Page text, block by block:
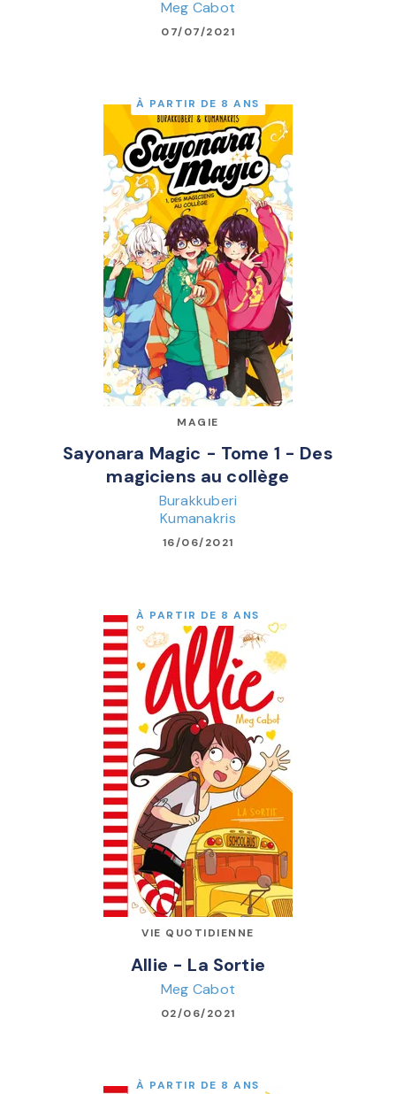
Meg Cabot
07/07/2021
À PARTIR DE 8 ANS
MAGIE
Sayonara Magic - Tome 1 - Des
magiciens au collège
Burakkuberi
Kumanakris
16/06/2021
À PARTIR DE 8 ANS
VIE QUOTIDIENNE
Allie - La Sortie
Meg Cabot
02/06/2021
À PARTIR DE 8 ANS